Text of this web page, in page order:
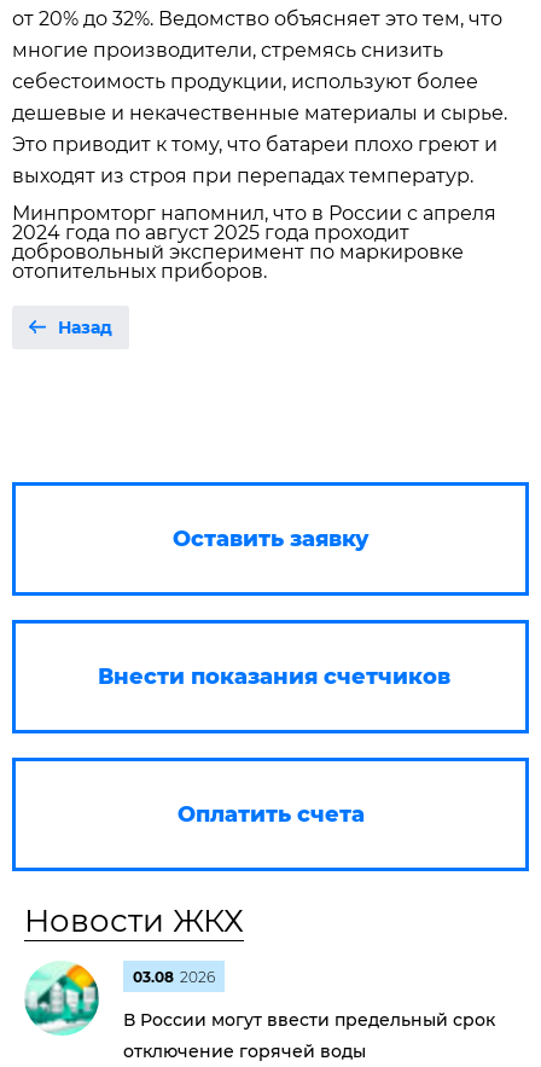
от 20% до 32%. Ведомство объясняет это тем, что
многие производители, стремясь снизить
себестоимость продукции, используют более
дешевые и некачественные материалы и сырье.
Это приводит к тому, что батареи плохо греют и
выходят из строя при перепадах температур.
Минпромторг напомнил, что в России с апреля
2024 года по август 2025 года проходит
добровольный эксперимент по маркировке
отопительных приборов.
Назад
Оставить заявку
Внести показания счетчиков
Оплатить счета
Новости ЖКХ
03.08 2026
В России могут ввести предельный срок
отключение горячей воды